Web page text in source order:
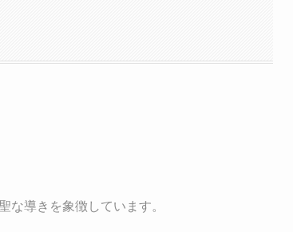
な導きを象徴しています。